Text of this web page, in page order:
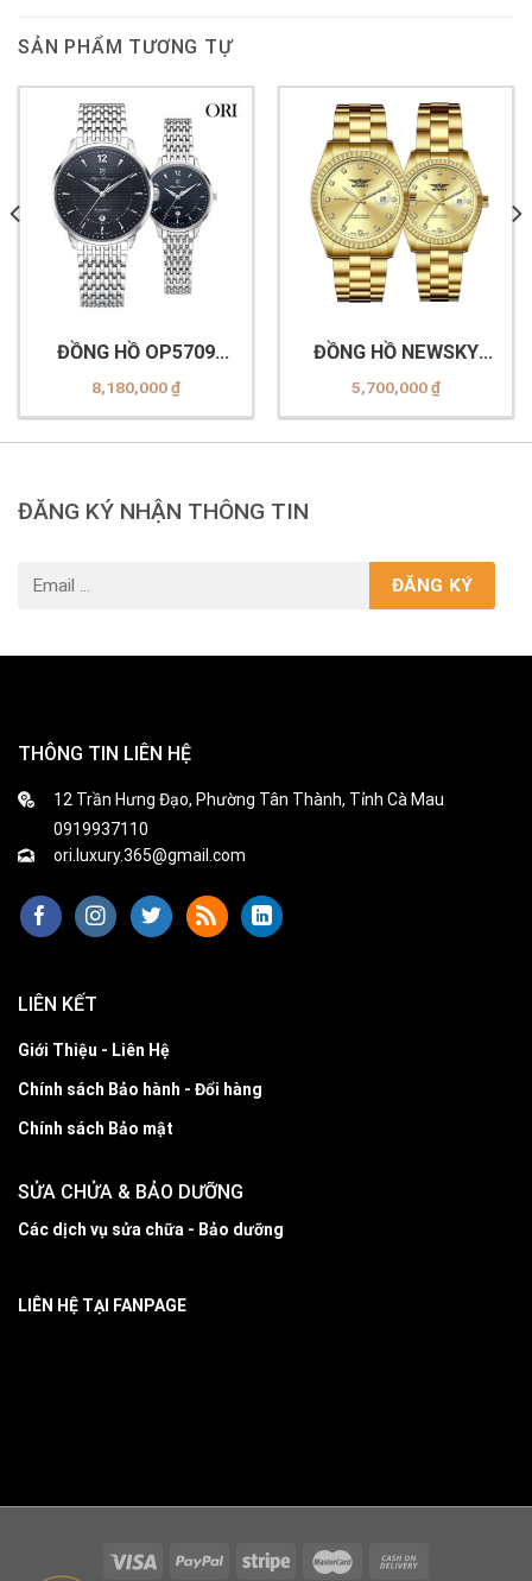
SẢN PHẨM TƯƠNG TỰ
ĐỒNG HỒ OP5709
(MS-ĐEN) và OP5709
(LS-ĐEN)
8,180,000₫
ĐỒNG HỒ NEWSKY
NS5020G.S05 & ĐỒNG
HỒ NEWSKY
NS5020L.S05
5,700,000₫
ĐĂNG KÝ NHẬN THÔNG TIN
THÔNG TIN LIÊN HỆ
12 Trần Hưng Đạo, Phường Tân Thành, Tỉnh Cà Mau
0919937110
ori.luxury.365@gmail.com
LIÊN KẾT
Giới Thiệu - Liên Hệ
Chính sách Bảo hành - Đổi hàng
Chính sách Bảo mật
SỬA CHỬA & BẢO DƯỠNG
Các dịch vụ sửa chữa - Bảo dưỡng
LIÊN HỆ TẠI FANPAGE